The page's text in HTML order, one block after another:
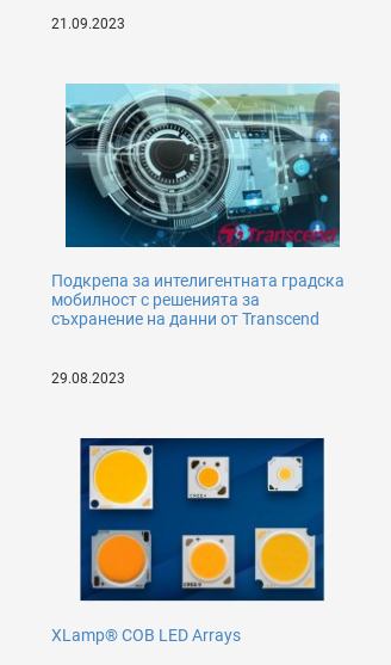
21.09.2023
Подкрепа за интелигентната градска
мобилност с решенията за
съхранение на данни от Transcend
29.08.2023
XLamp® COB LED Arrays